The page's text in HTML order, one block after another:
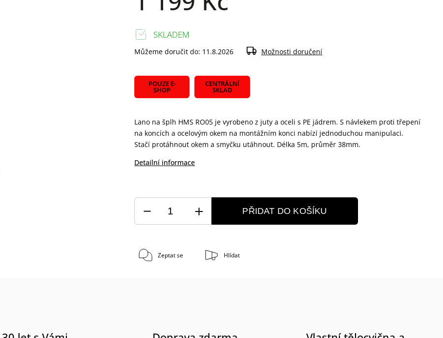
POUZE E-
SHOP
CENTRÁLNÍ
SKLAD
Lano na šplh HMS RO05 je vyrobeno z juty a oceli s PE jádrem. S návlekem proti třepení
na koncích a ocelovým okem na montážním konci nabízí jednoduchou manipulaci.
Stačí protáhnout okem a smyčku utáhnout. Délka 5m, průměr 38mm.
Detailní informace
SKLADEM
Můžeme doručit do: 11.8.2026 Možnosti doručení
PŘIDAT DO KOŠÍKU
Zeptat se Hlídat